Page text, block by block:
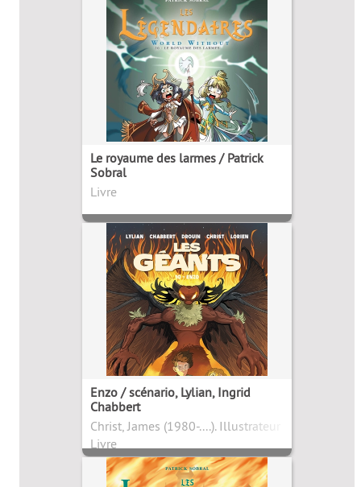
Le royaume des larmes / Patrick
Sobral
Livre
Enzo / scénario, Lylian, Ingrid
Chabbert
Christ, James (1980-....). Illustrateur
Livre